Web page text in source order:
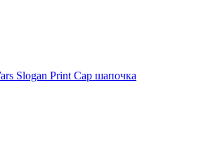
Slogan Print Cap шапочка